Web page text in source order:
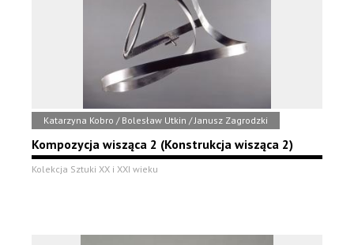
Katarzyna Kobro / Bolesław Utkin / Janusz Zagrodzki
Kompozycja wisząca 2 (Konstrukcja wisząca 2)
Kolekcja Sztuki XX i XXI wieku